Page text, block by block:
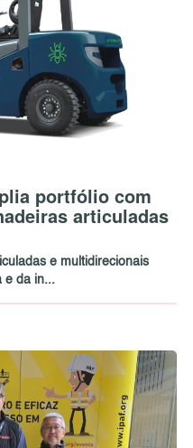
portfólio com
articuladas
e multidirecionais
e da in...